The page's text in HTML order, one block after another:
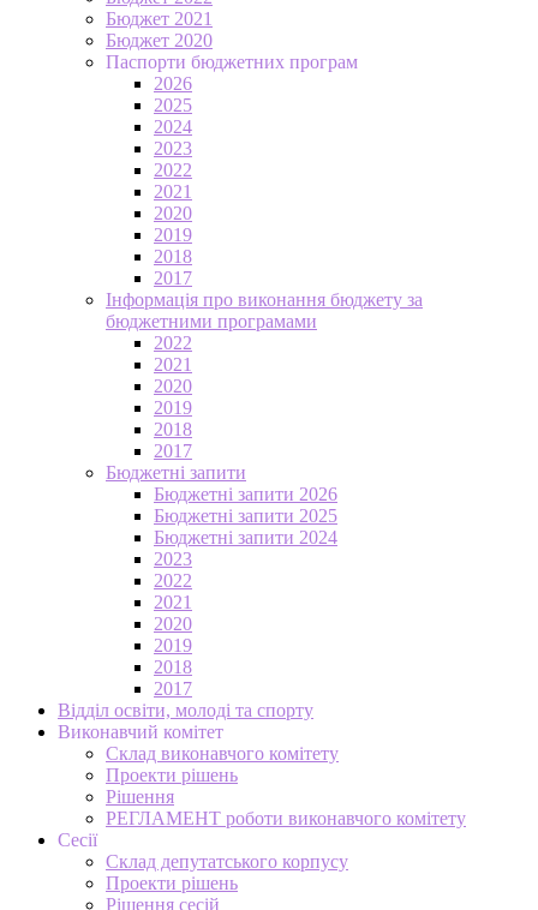
Бюджет 2021
Бюджет 2020
Паспорти бюджетних програм
2026
2025
2024
2023
2022
2021
2020
2019
2018
2017
Інформація про виконання бюджету за
бюджетними програмами
2022
2021
2020
2019
2018
2017
Бюджетні запити
Бюджетні запити 2026
Бюджетні запити 2025
Бюджетні запити 2024
2023
2022
2021
2020
2019
2018
2017
Відділ освіти, молоді та спорту
Виконавчий комітет
Склад виконавчого комітету
Проекти рішень
Рішення
РЕГЛАМЕНТ роботи виконавчого комітету
Сесії
Склад депутатського корпусу
Проекти рішень
Рішення сесій